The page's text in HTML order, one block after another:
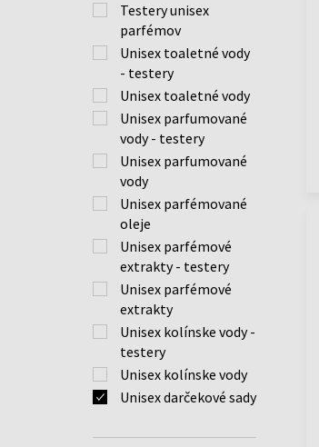
Testery unisex
parfémov
Unisex toaletné vody
- testery
Unisex toaletné vody
Unisex parfumované
vody - testery
Unisex parfumované
vody
Unisex parfémované
oleje
Unisex parfémové
extrakty - testery
Unisex parfémové
extrakty
Unisex kolínske vody -
testery
Unisex kolínske vody
Unisex darčekové sady